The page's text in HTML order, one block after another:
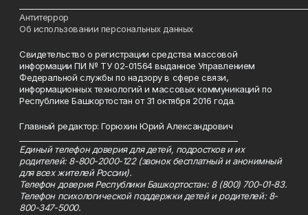
Антитеррор
Об использовании персональных данных
Свидетельство о регистрации средства массовой
информации ПИ № ТУ 02-01564 выданное Управлением
Федеральной службы по надзору в сфере связи,
информационных технологий и массовых коммуникаций по
Республике Башкортостан от 31 октября 2016 года.
Главный редактор: Горюхин Юрий Александрович
Единый телефон доверия для детей, подростков и их
родителей: 8-800-2000-122 (звонок бесплатный и анонимный
для всех жителей России).
Телефон доверия Республики Башкортостан: 8 (800) 700-01-83.
Телефон психологической поддержки детей и родителей: 8-
800-347-5000.